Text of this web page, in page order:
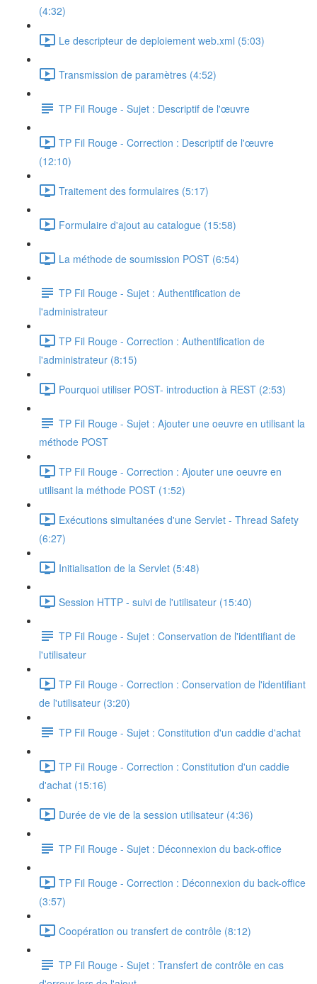
(4:32)
Le descripteur de deploiement web.xml (5:03)
Transmission de paramètres (4:52)
TP Fil Rouge - Sujet : Descriptif de l'œuvre
TP Fil Rouge - Correction : Descriptif de l'œuvre
(12:10)
Traitement des formulaires (5:17)
Formulaire d'ajout au catalogue (15:58)
La méthode de soumission POST (6:54)
TP Fil Rouge - Sujet : Authentification de
l'administrateur
TP Fil Rouge - Correction : Authentification de
l'administrateur (8:15)
Pourquoi utiliser POST- introduction à REST (2:53)
TP Fil Rouge - Sujet : Ajouter une oeuvre en utilisant la
méthode POST
TP Fil Rouge - Correction : Ajouter une oeuvre en
utilisant la méthode POST (1:52)
Exécutions simultanées d'une Servlet - Thread Safety
(6:27)
Initialisation de la Servlet (5:48)
Session HTTP - suivi de l'utilisateur (15:40)
TP Fil Rouge - Sujet : Conservation de l'identifiant de
l'utilisateur
TP Fil Rouge - Correction : Conservation de l'identifiant
de l'utilisateur (3:20)
TP Fil Rouge - Sujet : Constitution d'un caddie d'achat
TP Fil Rouge - Correction : Constitution d'un caddie
d'achat (15:16)
Durée de vie de la session utilisateur (4:36)
TP Fil Rouge - Sujet : Déconnexion du back-office
TP Fil Rouge - Correction : Déconnexion du back-office
(3:57)
Coopération ou transfert de contrôle (8:12)
TP Fil Rouge - Sujet : Transfert de contrôle en cas